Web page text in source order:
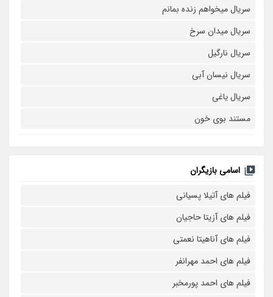
سریال میخواهم زنده بمانم
سریال میدان سرخ
سریال نارگیل
سریال نیسان آبی
سریال یاغی
مستند بوی خون
اسامی بازیگران
فیلم های آتیلا پسیانی
فیلم های آزیتا حاجیان
فیلم های آناهیتا نعمتی
فیلم های احمد مهرانفر
فیلم های احمد پورمخبر